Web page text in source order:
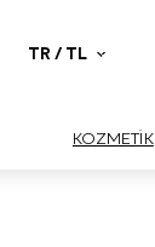
TR / TL
KOZMETİK